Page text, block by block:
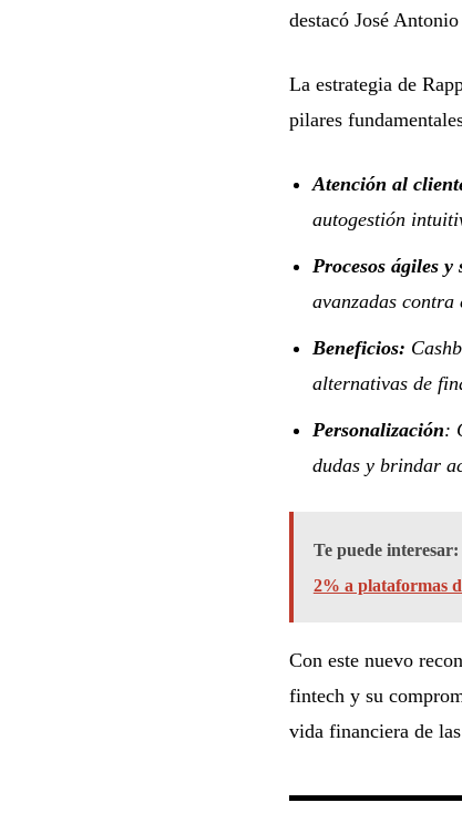
destacó José
La estrategia de
pilares
Atención al
autogestión
Procesos ágiles y
avanzadas contra
Beneficios:
alternativas de
Personalización:
dudas y brindar
Te puede interesar:
2% a plataformas
Con este nuevo
fintech y su
vida financiera de